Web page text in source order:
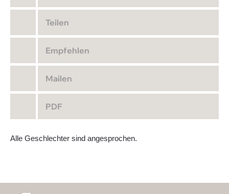
Teilen
Empfehlen
Mailen
PDF
Alle Geschlechter sind angesprochen.